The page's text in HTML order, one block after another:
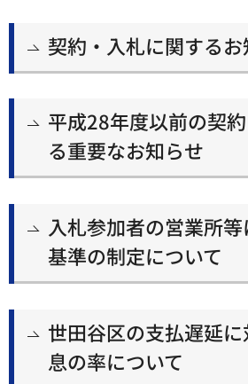
契約・入札に関する
平成28年度以前の契
る重要なお知らせ
入札参加者の営業所
基準の制定について
世田谷区の支払遅延
息の率について